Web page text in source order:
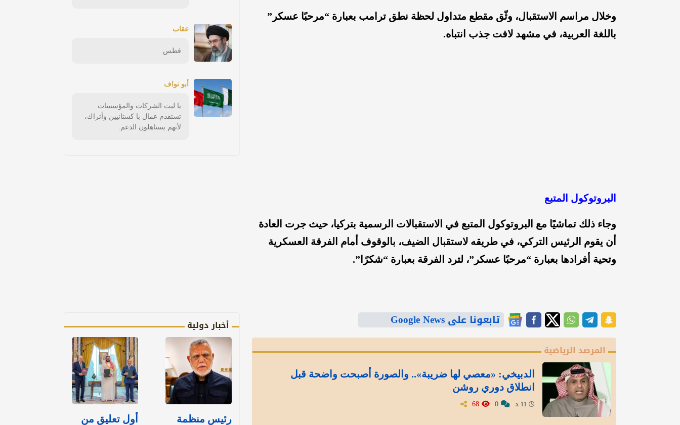
وخلال مراسم الاستقبال، وثّق مقطع متداول لحظة نطق ترامب بعبارة “مرحبًا عسكر”
باللغة العربية، في مشهد لافت جذب انتباه.
البروتوكول المتبع
وجاء ذلك تماشيًا مع البروتوكول المتبع في الاستقبالات الرسمية بتركيا، حيث جرت العادة
أن يقوم الرئيس التركي، في طريقه لاستقبال الضيف، بالوقوف أمام الفرقة العسكرية
وتحية أفرادها بعبارة “مرحبًا عسكر”، لترد الفرقة بعبارة “شكرًا”.
تابعونا على Google News
المرصد الرياضية
الدبيخي: «معصي لها ضريبة».. والصورة أصبحت واضحة قبل
انطلاق دوري روشن
عقاب
فطس
أبو نواف
يا ليت الشركات والمؤسسات
تستقدم عمال با كستانيين وأتراك،
لأنهم يستاهلون الدعم.
أخبار دولية
رئيس منظمة
أول تعليق من